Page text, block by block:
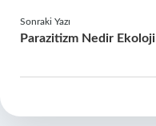
Sonraki Yazı
Parazitizm Nedir Ekoloji